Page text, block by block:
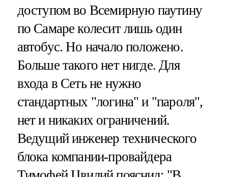
доступом во Всемирную паутину
по Самаре колесит лишь один
автобус. Но начало положено.
Больше такого нет нигде. Для
входа в Сеть не нужно
стандартных "логина" и "пароля",
нет и никаких ограничений.
Ведущий инженер технического
блока компании-провайдера